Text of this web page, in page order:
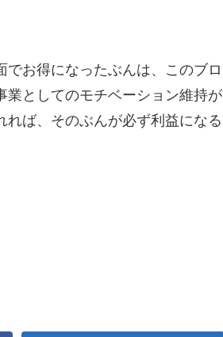
お得になったぶんは、このブロ
業としてのモチベーション維持が
ば、そのぶんが必ず利益になる